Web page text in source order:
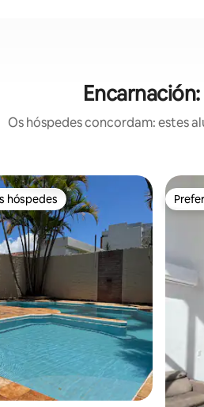
Os hóspedes concordam: estes
hóspedes
hóspedes